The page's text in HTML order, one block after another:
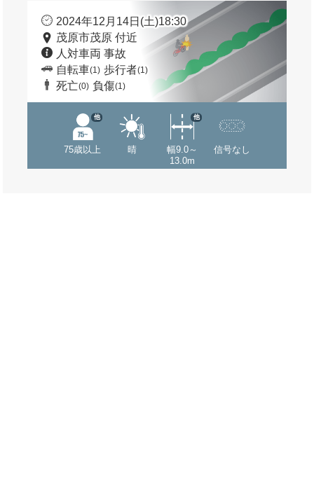
2024年12月14日(土)18:30
茂原市茂原 付近
人対車両 事故
自転車(1) 歩行者(1)
死亡(0) 負傷(1)
75歳以上
他
晴
幅9.0～
13.0m
他
信号なし